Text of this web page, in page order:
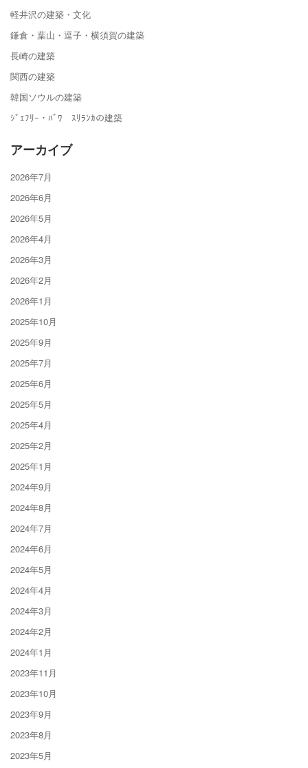
軽井沢の建築・文化
鎌倉・葉山・逗子・横須賀の建築
長崎の建築
関西の建築
韓国ソウルの建築
ｼﾞｪﾌﾘｰ・ﾊﾞﾜ ｽﾘﾗﾝｶの建築
アーカイブ
2026年7月
2026年6月
2026年5月
2026年4月
2026年3月
2026年2月
2026年1月
2025年10月
2025年9月
2025年7月
2025年6月
2025年5月
2025年4月
2025年2月
2025年1月
2024年9月
2024年8月
2024年7月
2024年6月
2024年5月
2024年4月
2024年3月
2024年2月
2024年1月
2023年11月
2023年10月
2023年9月
2023年8月
2023年5月